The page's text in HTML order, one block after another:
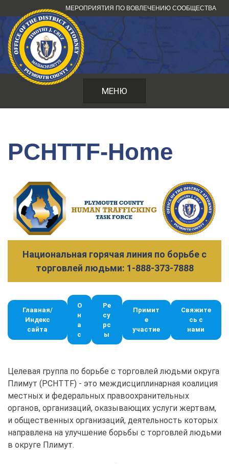
к
содержанию
МЕРОПРИЯТИЯ ПО ВОВЛЕЧЕНИЮ СООБЩЕСТВА
МЕНЮ
PCHTTF-Home
Национальная горячая линия по борьбе с
торговлей людьми: 1-888-373-7888
Главная/
Индекс
сайта
О
н
а
с
Ре
су
рс
ы
Примит
е
участие
Свяжите
сь с
нами
Целевая группа по борьбе с торговлей людьми округа
Плимут (PCHTTF) - это междисциплинарная коалиция
местных и федеральных правоохранительных
органов, организаций, оказывающих услуги жертвам,
и общественных организаций, деятельность которых
направлена на улучшение борьбы с торговлей людьми
в округе Плимут.